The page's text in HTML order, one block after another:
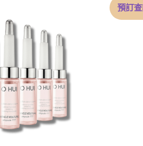
預訂